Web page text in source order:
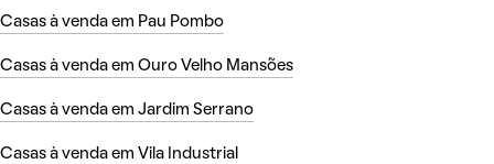
Casas à venda em Pau Pombo
Casas à venda em Ouro Velho Mansões
Casas à venda em Jardim Serrano
Casas à venda em Vila Industrial